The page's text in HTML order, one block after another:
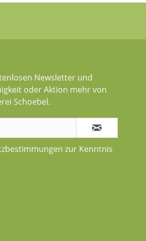
Newsletter und
oder Aktion mehr von
Schoebel.
zur Kenntnis